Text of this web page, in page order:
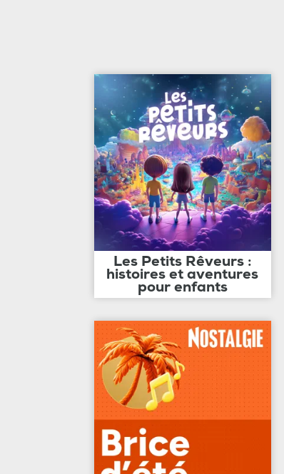
Les Petits Rêveurs :
histoires et aventures
pour enfants